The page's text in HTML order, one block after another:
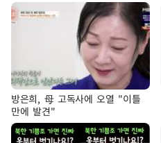
방은희, 母 고독사에 오열 "이틀
만에 발견"